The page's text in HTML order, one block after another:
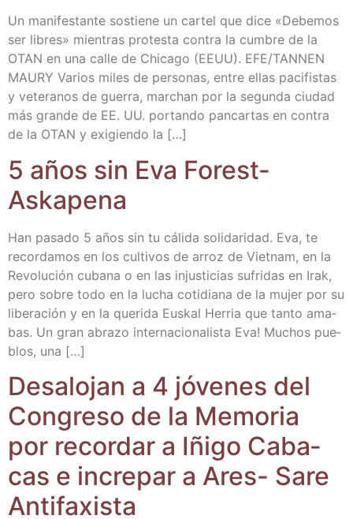
Un mani­fes­tan­te sos­tie­ne un car­tel que dice «Debe­mos
ser libres» mien­tras pro­tes­ta con­tra la cum­bre de la
OTAN en una calle de Chica­go (EEUU). EFE/​TANNEN
MAURY Varios miles de per­so­nas, entre ellas paci­fis­tas
y vete­ra­nos de gue­rra, mar­chan por la segun­da ciu­dad
más gran­de de EE. UU. por­tan­do pan­car­tas en con­tra
de la OTAN y exi­gien­do la […]
5 años sin Eva Forest-
Askapena
Han pasa­do 5 años sin tu cáli­da soli­da­ri­dad. Eva, te
recor­da­mos en los cul­ti­vos de arroz de Viet­nam, en la
Revo­lu­ción cuba­na o en las injus­ti­cias sufri­das en Irak,
pero sobre todo en la lucha coti­dia­na de la mujer por su
libe­ra­ción y en la que­ri­da Eus­kal Herria que tan­to ama­
bas. Un gran abra­zo inter­na­cio­na­lis­ta Eva! Muchos pue­
blos, una […]
Des­alo­jan a 4 jóve­nes del
Con­gre­so de la Memo­ria
por recor­dar a Iñi­go Caba­
cas e incre­par a Ares- Sare
Antifaxista